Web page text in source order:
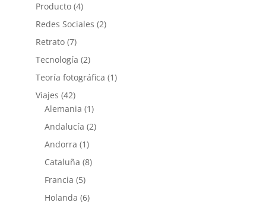
Producto(4)
Redes Sociales (2)
Retrato(7)
Tecnología (2)
Teoría fotográfica (1)
Viajes (42)
Alemania (1)
Andalucía (2)
Andorra (1)
Cataluña (8)
Francia (5)
Holanda (6)